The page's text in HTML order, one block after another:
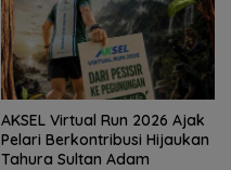
AKSEL Virtual Run 2026 Ajak
Pelari Berkontribusi Hijaukan
Tahura Sultan Adam